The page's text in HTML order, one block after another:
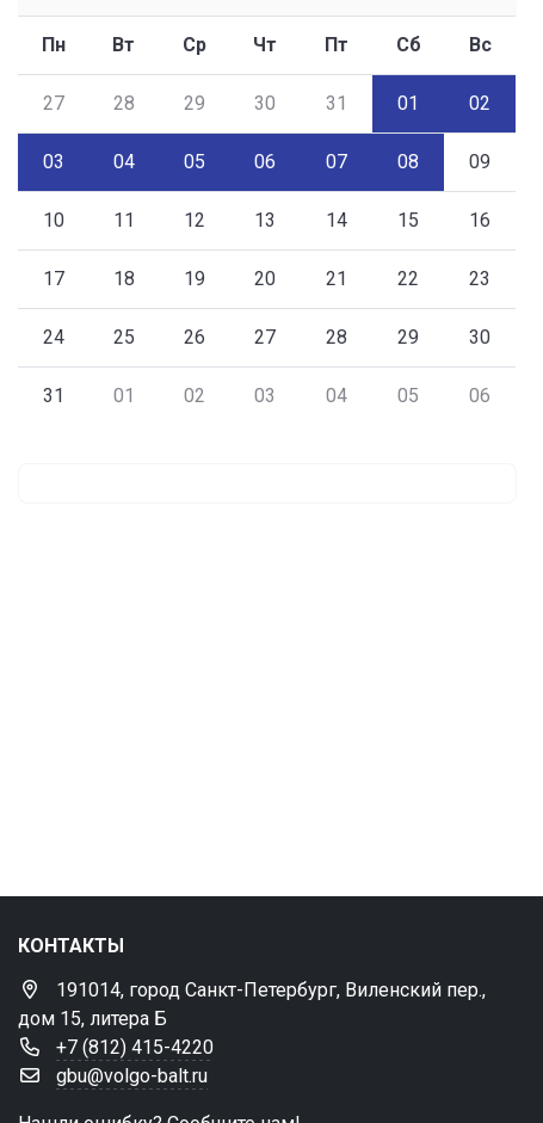
Пн Вт Ср Чт Пт Сб Вс
27 28 29 30 31 01 02
03 04 05 06 07 08 09
10 11 12 13 14 15 16
17 18 19 20 21 22 23
24 25 26 27 28 29 30
31 01 02 03 04 05 06
КОНТАКТЫ
191014, город Санкт-Петербург, Виленский пер.,
дом 15, литера Б
+7 (812) 415-4220
gbu@volgo-balt.ru